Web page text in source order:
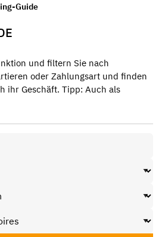
Guide
und filtern Sie nach
oder Zahlungsart und finden
ihr Geschäft. Tipp: Auch als